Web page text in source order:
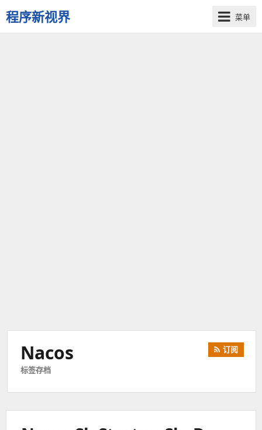
程序新视界
开
菜单
Nacos
标签存档
订阅